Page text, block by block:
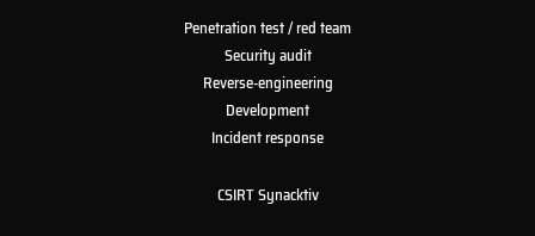
Penetration test / red team
Security audit
Reverse-engineering
Development
Incident response
CSIRT Synacktiv